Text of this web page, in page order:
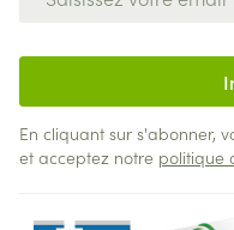
En cliquant sur s'abonner,
et acceptez notre politique